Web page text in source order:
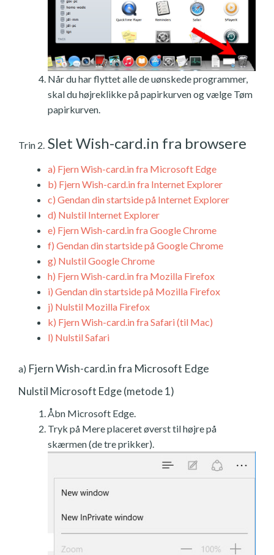
Når du har flyttet alle de uønskede programmer,
skal du højreklikke på papirkurven og vælge Tøm
papirkurven.
Trin 2. Slet Wish-card.in fra browsere
a) Fjern Wish-card.in fra Microsoft Edge
b) Fjern Wish-card.in fra Internet Explorer
c) Gendan din startside på Internet Explorer
d) Nulstil Internet Explorer
e) Fjern Wish-card.in fra Google Chrome
f) Gendan din startside på Google Chrome
g) Nulstil Google Chrome
h) Fjern Wish-card.in fra Mozilla Firefox
i) Gendan din startside på Mozilla Firefox
j) Nulstil Mozilla Firefox
k) Fjern Wish-card.in fra Safari (til Mac)
l) Nulstil Safari
a) Fjern Wish-card.in fra Microsoft Edge
Nulstil Microsoft Edge (metode 1)
Åbn Microsoft Edge.
Tryk på Mere placeret øverst til højre på
skærmen (de tre prikker).